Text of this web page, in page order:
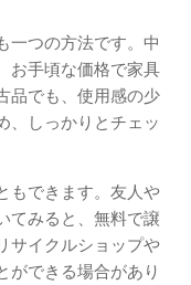
一つの方法です。中
お手頃な価格で家具
品でも、使用感の少
、しっかりとチェッ
もできます。友人や
てみると、無料で譲
サイクルショップや
ができる場合があり